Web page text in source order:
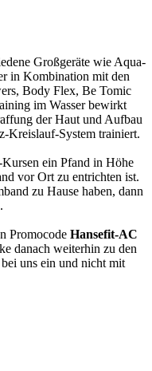
Großgeräte wie Aqua-
in Kombination mit den
Body Flex, Be Tomic
im Wasser bewirkt
der Haut und Aufbau
Kreislauf-System trainiert.
ein Pfand in Höhe
vor Ort zu entrichten ist.
zu Hause haben, dann
Promocode Hansefit-AC
danach weiterhin zu den
uns ein und nicht mit